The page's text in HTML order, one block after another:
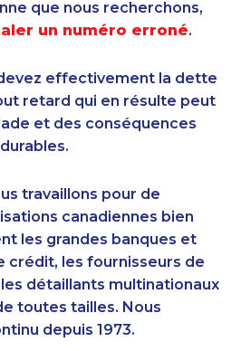
que nous recherchons,
un numéro erroné.
effectivement la dette
retard qui en résulte peut
et des conséquences
travaillons pour de
canadiennes bien
les grandes banques et
crédit, les fournisseurs de
détaillants multinationaux
toutes tailles. Nous
depuis 1973.